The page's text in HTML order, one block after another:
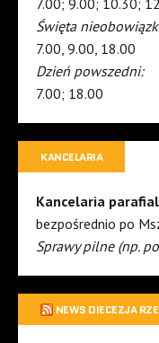
7.00; 9.00; 10.30;
Święta
7.00, 9.00, 18.00
Dzień powszedni:
7.00; 18.00
KANCELARIA
Kancelaria
bezpośrednio po
Sprawy pilne (np.
NEWS DIECEZJA